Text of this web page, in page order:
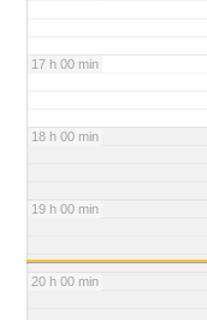
17 h 00 min
18 h 00 min
19 h 00 min
20 h 00 min